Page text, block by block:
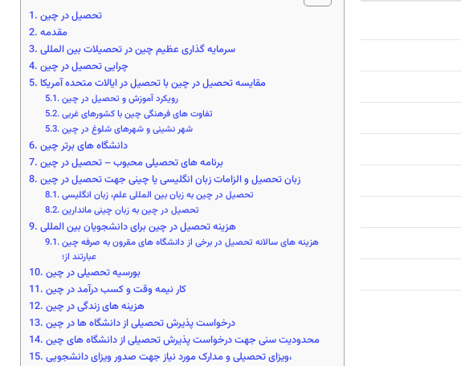
تحصیل در چین
مقدمه
سرمایه گذاری عظیم چین در تحصیلات بین المللی
چرایی تحصیل در چین
مقایسه تحصیل در چین با تحصیل در ایالات متحده آمریکا
رویکرد آموزش و تحصیل در چین
تفاوت های فرهنگی چین با کشورهای غربی
شهر نشینی و شهرهای شلوغ در چین
دانشگاه های برتر چین
برنامه های تحصیلی محبوب – تحصیل در چین
زبان تحصیل و الزامات زبان انگلیسی یا چینی جهت تحصیل در چین
تحصیل در چین به زبان بین المللی علم، زبان انگلیسی
تحصیل در چین به زبان چینی ماندارین
هزینه تحصیل در چین برای دانشجویان بین المللی
هزینه های سالانه تحصیل در برخی از دانشگاه های مقرون به صرفه چین
عبارتند از؛
بورسیه تحصیلی در چین
کار نیمه وقت و کسب درآمد در چین
هزینه های زندگی در چین
درخواست پذیرش تحصیلی از دانشگاه ها در چین
محدودیت سنی جهت درخواست پذیرش تحصیلی از دانشگاه های چین
ویزای تحصیلی و مدارک مورد نیاز جهت صدور ویزای دانشجویی،